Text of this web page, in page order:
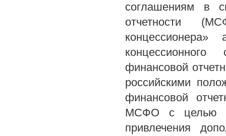
соглашениям в
отчетности
финансовой
российскими
финансовой
МСФО с целью
привлечения